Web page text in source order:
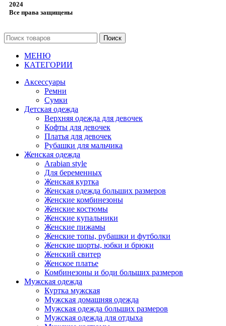
2024
Все права защищены
Поиск
МЕНЮ
КАТЕГОРИИ
Аксессуары
Ремни
Сумки
Детская одежда
Верхняя одежда для девочек
Кофты для девочек
Платья для девочек
Рубашки для мальчика
Женская одежда
Arabian style
Для беременных
Женская куртка
Женская одежда больших размеров
Женские комбинезоны
Женские костюмы
Женские купальники
Женские пижамы
Женские топы, рубашки и футболки
Женские шорты, юбки и брюки
Женский свитер
Женское платье
Комбинезоны и боди больших размеров
Мужская одежда
Куртка мужская
Мужская домашняя одежда
Мужская одежда больших размеров
Мужская одежда для отдыха